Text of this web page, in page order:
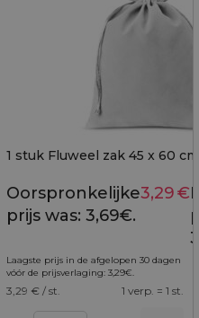
- natuurlijke
4,09 €
is:
1 stuk Fluweel zak 45 x 60 cm
Oorspronkelijke
prijs was: 3,69€.
3,29€
Laagste prijs in de afgelopen 30 dagen
vóór de prijsverlaging: 3,29€.
3,29 € / st. 1 verp. = 1 st.